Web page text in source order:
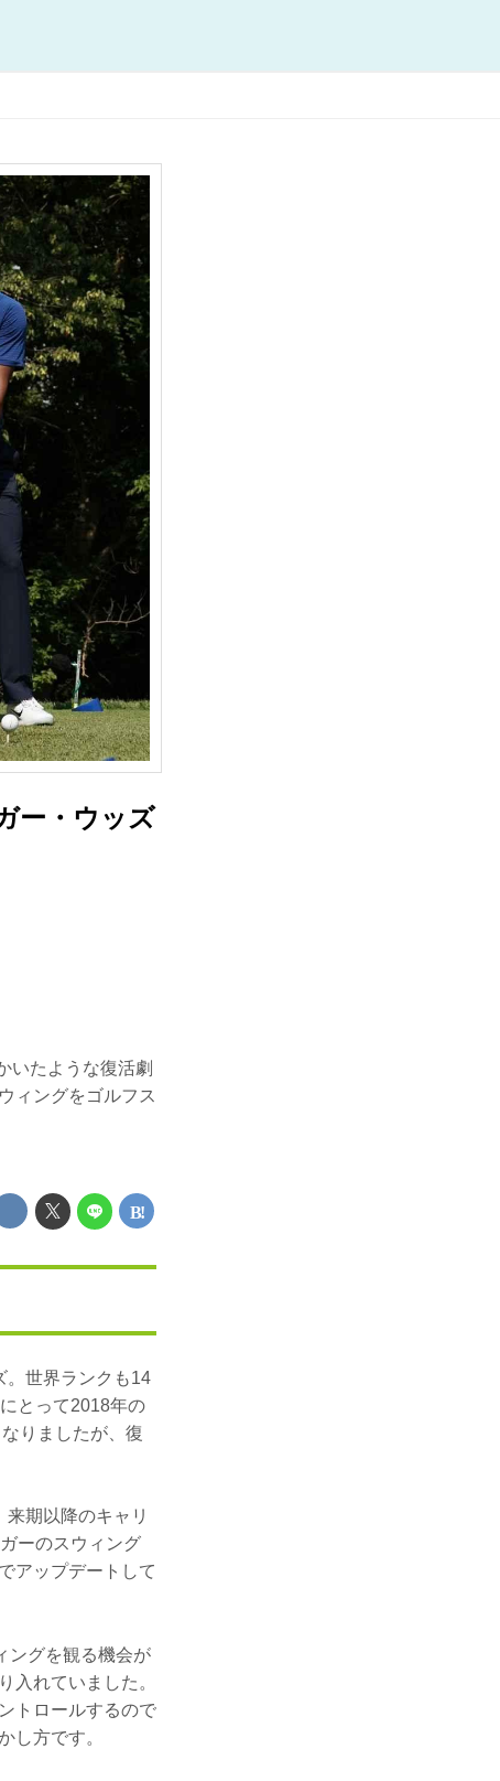
ー・ウッズ
いたような復活劇
ィングをゴルフス
。世界ランクも14
とって2018年の
りましたが、復
期以降のキャリ
ーのスウィング
アップデートして
ングを観る機会が
入れていました。
トロールするので
し方です。